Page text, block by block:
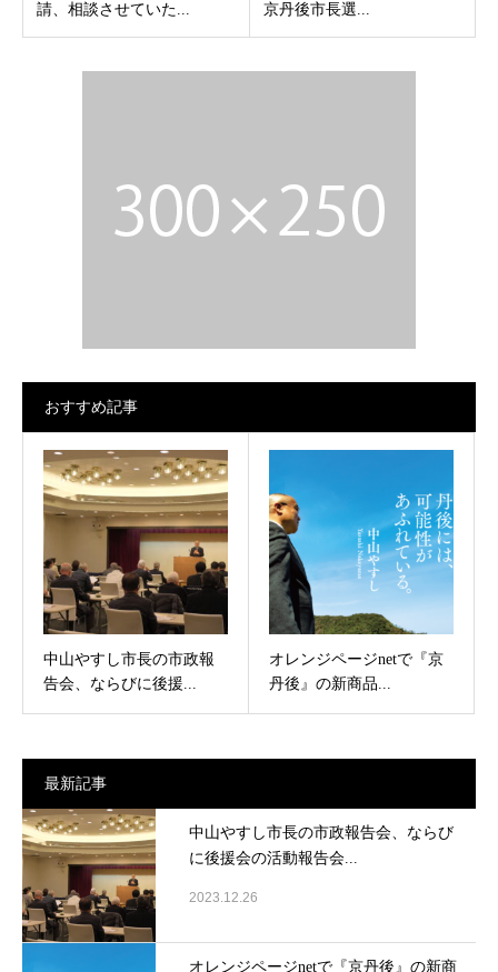
請、相談させていた...
京丹後市長選...
おすすめ記事
中山やすし市長の市政報
告会、ならびに後援...
オレンジページnetで『京
丹後』の新商品...
最新記事
中山やすし市長の市政報告会、ならび
に後援会の活動報告会...
2023.12.26
オレンジページnetで『京丹後』の新商